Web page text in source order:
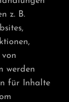
z. B.
werden
für Inhalte